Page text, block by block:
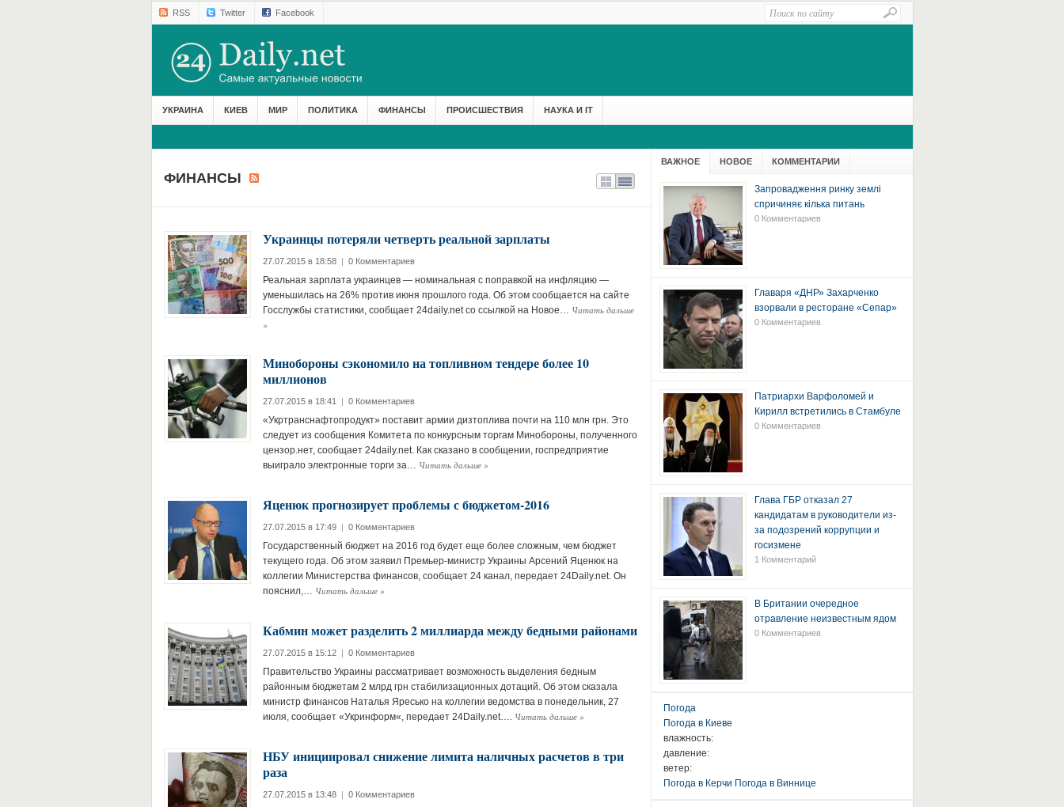
RSS Twitter Facebook
УКРАИНА КИЕВ МИР ПОЛИТИКА ФИНАНСЫ ПРОИСШЕСТВИЯ НАУКА И IT
ФИНАНСЫ
Украинцы потеряли четверть реальной зарплаты
27.07.2015 в 18:58 | 0 Комментариев
Реальная зарплата украинцев — номинальная с поправкой на инфляцию —
уменьшилась на 26% против июня прошлого года. Об этом сообщается на сайте
Госслужбы статистики, сообщает 24daily.net со ссылкой на Новое… Читать дальше
»
Минобороны сэкономило на топливном тендере более 10
миллионов
27.07.2015 в 18:41 | 0 Комментариев
«Укртранснафтопродукт» поставит армии дизтоплива почти на 110 млн грн. Это
следует из сообщения Комитета по конкурсным торгам Минобороны, полученного
цензор.нет, сообщает 24daily.net. Как сказано в сообщении, госпредприятие
выиграло электронные торги за… Читать дальше »
Яценюк прогнозирует проблемы с бюджетом-2016
27.07.2015 в 17:49 | 0 Комментариев
Государственный бюджет на 2016 год будет еще более сложным, чем бюджет
текущего года. Об этом заявил Премьер-министр Украины Арсений Яценюк на
коллегии Министерства финансов, сообщает 24 канал, передает 24Daily.net. Он
пояснил,… Читать дальше »
Кабмин может разделить 2 миллиарда между бедными районами
27.07.2015 в 15:12 | 0 Комментариев
Правительство Украины рассматривает возможность выделения бедным
районным бюджетам 2 млрд грн стабилизационных дотаций. Об этом сказала
министр финансов Наталья Яресько на коллегии ведомства в понедельник, 27
июля, сообщает «Укринформ«, передает 24Daily.net…. Читать дальше »
НБУ инициировал снижение лимита наличных расчетов в три
раза
27.07.2015 в 13:48 | 0 Комментариев
ВАЖНОЕ НОВОЕ КОММЕНТАРИИ
Запровадження ринку землі
спричиняє кілька питань
0 Комментариев
Главаря «ДНР» Захарченко
взорвали в ресторане «Сепар»
0 Комментариев
Патриархи Варфоломей и
Кирилл встретились в Стамбуле
0 Комментариев
Глава ГБР отказал 27
кандидатам в руководители из-
за подозрений коррупции и
госизмене
1 Комментарий
В Британии очередное
отравление неизвестным ядом
0 Комментариев
Погода
Погода в Киеве
влажность:
давление:
ветер:
Погода в Керчи Погода в Виннице